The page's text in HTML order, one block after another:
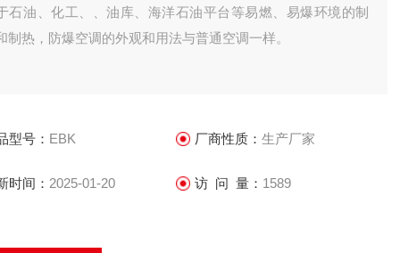
石油、化工、、油库、海洋石油平台等易燃、易爆环境的制
制热，防爆空调的外观和用法与普通空调一样。
型号： EBK 厂商性质： 生产厂家
时间： 2025-01-20 访 问 量： 1589